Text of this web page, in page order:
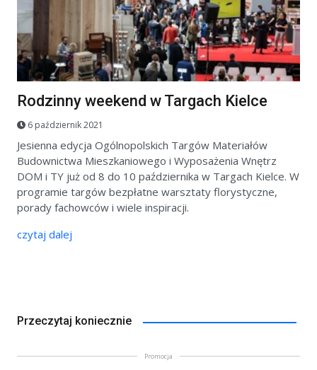
Rodzinny weekend w Targach Kielce
6 październik 2021
Jesienna edycja Ogólnopolskich Targów Materiałów
Budownictwa Mieszkaniowego i Wyposażenia Wnętrz
DOM i TY już od 8 do 10 października w Targach Kielce. W
programie targów bezpłatne warsztaty florystyczne,
porady fachowców i wiele inspiracji.
czytaj dalej
Przeczytaj koniecznie
Promocja